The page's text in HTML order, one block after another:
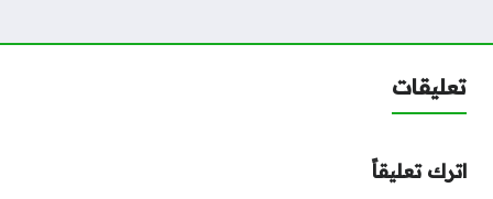
تعليقات
اترك تعليقاً